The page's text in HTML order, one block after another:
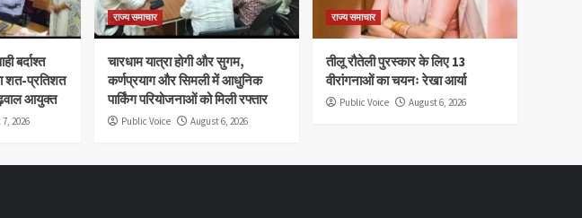
बर्दाश्त
शत-प्रतिशत
आयुक्त
2026
राज्य समाचार
चारधाम यात्रा होगी और सुगम,
कर्णप्रयाग और सिमली में आधुनिक
पार्किंग परियोजनाओं को मिली रफ्तार
Public Voice August 6, 2026
राज्य समाचार
तीलू रौतेली पुरस्कार के लिए 13
वीरांगनाओं का चयनः रेखा आर्या
Public Voice August 6, 2026